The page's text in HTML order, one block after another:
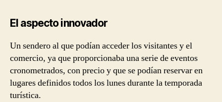
El aspecto innovador
Un sendero al que podían acceder los visitantes y el
comercio, ya que proporcionaba una serie de eventos
cronometrados, con precio y que se podían reservar en
lugares definidos todos los lunes durante la temporada
turística.